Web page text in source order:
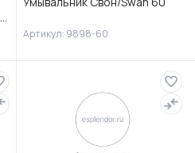
Артикул: 9898-60